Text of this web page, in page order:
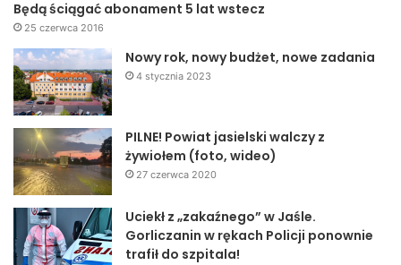
Będą ściągać abonament 5 lat wstecz
25 czerwca 2016
Nowy rok, nowy budżet, nowe zadania
4 stycznia 2023
PILNE! Powiat jasielski walczy z
żywiołem (foto, wideo)
27 czerwca 2020
Uciekł z „zakaźnego” w Jaśle.
Gorliczanin w rękach Policji ponownie
trafił do szpitala!